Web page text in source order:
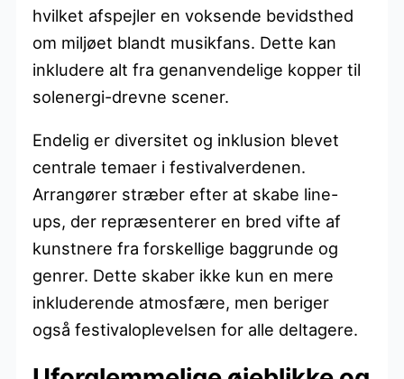
hvilket afspejler en voksende bevidsthed
om miljøet blandt musikfans. Dette kan
inkludere alt fra genanvendelige kopper til
solenergi-drevne scener.
Endelig er diversitet og inklusion blevet
centrale temaer i festivalverdenen.
Arrangører stræber efter at skabe line-
ups, der repræsenterer en bred vifte af
kunstnere fra forskellige baggrunde og
genrer. Dette skaber ikke kun en mere
inkluderende atmosfære, men beriger
også festivaloplevelsen for alle deltagere.